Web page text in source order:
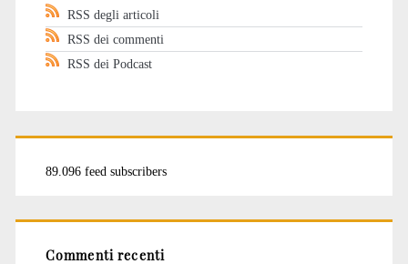
RSS degli articoli
RSS dei commenti
RSS dei Podcast
89.096 feed subscribers
Commenti recenti